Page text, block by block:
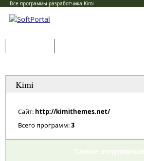
Все программы разработчика Kimi
Kimi
Сайт: http://kimithemes.net/
Всего программ:3
Самые популярные